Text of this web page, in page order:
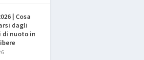
| Cosa
dagli
di nuoto in